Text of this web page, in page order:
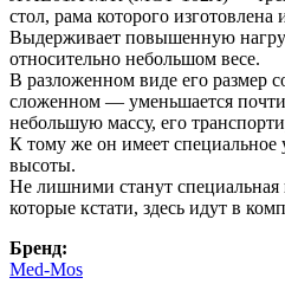
стол, рама которого
Выдерживает повышенную
относительно небольшом весе.
В разложенном виде его размер
сложенном — уменьшается
небольшую массу, его
К тому же он имеет специальное
высоты.
Не лишними станут специальная
которые кстати, здесь идут в
Бренд:
Med-Mos